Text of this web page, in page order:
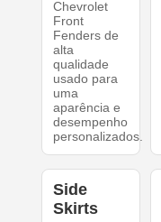
Chevrolet
Front
Fenders de
alta
qualidade
usado para
uma
aparência e
desempenho
personalizados.
Side
Skirts